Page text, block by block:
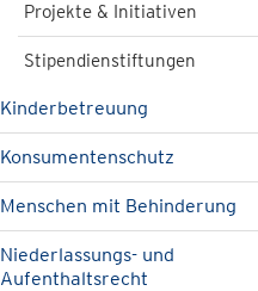
Projekte & Initiativen
Stipendienstiftungen
Kinderbetreuung
Konsumentenschutz
Menschen mit Behinderung
Niederlassungs- und
Aufenthaltsrecht